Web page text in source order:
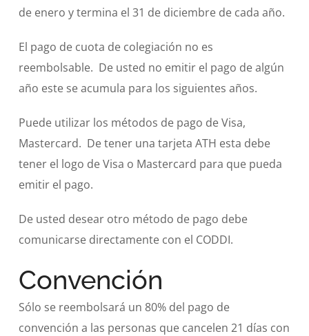
de enero y termina el 31 de diciembre de cada año.
El pago de cuota de colegiación no es
reembolsable. De usted no emitir el pago de algún
año este se acumula para los siguientes años.
Puede utilizar los métodos de pago de Visa,
Mastercard. De tener una tarjeta ATH esta debe
tener el logo de Visa o Mastercard para que pueda
emitir el pago.
De usted desear otro método de pago debe
comunicarse directamente con el CODDI.
Convención
Sólo se reembolsará un 80% del pago de
convención a las personas que cancelen 21 días con